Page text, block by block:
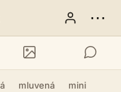
⋯
mluvená mini